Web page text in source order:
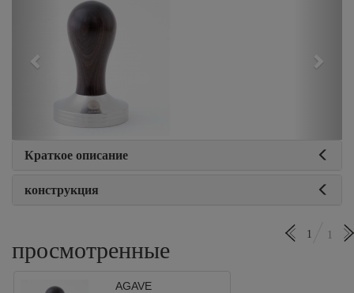
Краткое описание
конструкция
просмотренные
1 1
AGAVE